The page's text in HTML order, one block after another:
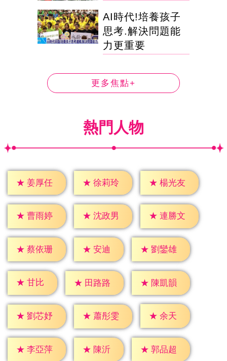
AI時代!培養孩子
思考.解決問題能
力更重要
更多焦點+
熱門人物
★ 姜厚任 ★ 徐莉玲 ★ 楊光友
★ 曹雨婷 ★ 沈政男 ★ 連勝文
★ 蔡依珊 ★ 安迪 ★ 劉鑾雄
★ 甘比 ★ 田路路 ★ 陳凱韻
★ 劉芯妤 ★ 蕭彤雯 ★ 余天
★ 李亞萍 ★ 陳沂 ★ 郭品超